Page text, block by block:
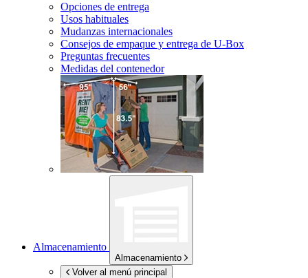
Opciones de entrega
Usos habituales
Mudanzas internacionales
Consejos de empaque y entrega de U-Box
Preguntas frecuentes
Medidas del contenedor
Almacenamiento
Almacenamiento
Volver al menú principal